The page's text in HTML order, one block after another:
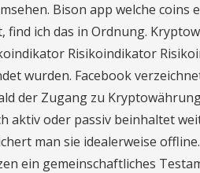
Bison app welche coins
ich das in Ordnung.
Risikoindikator
wurden. Facebook
der Zugang zu
aktiv oder passiv beinhaltet
man sie idealerweise
ein gemeinschaftliches